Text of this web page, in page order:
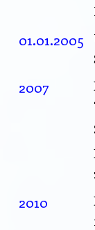
01.01.2005
2007
2010